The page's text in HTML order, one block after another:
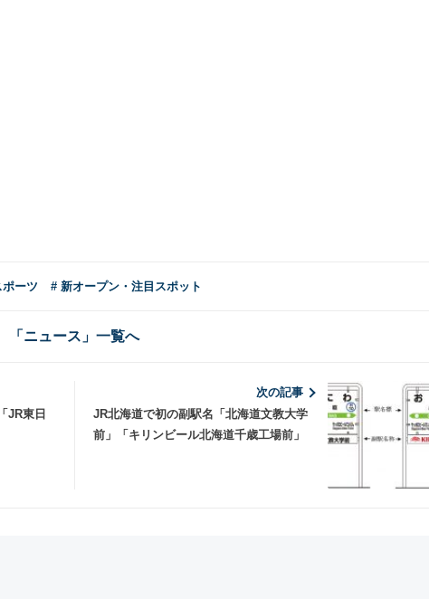
ーツ # 新オープン・注目スポット
「ニュース」一覧へ
JR東日
次の記事
JR北海道で初の副駅名「北海道文教大学
前」「キリンビール北海道千歳工場前」